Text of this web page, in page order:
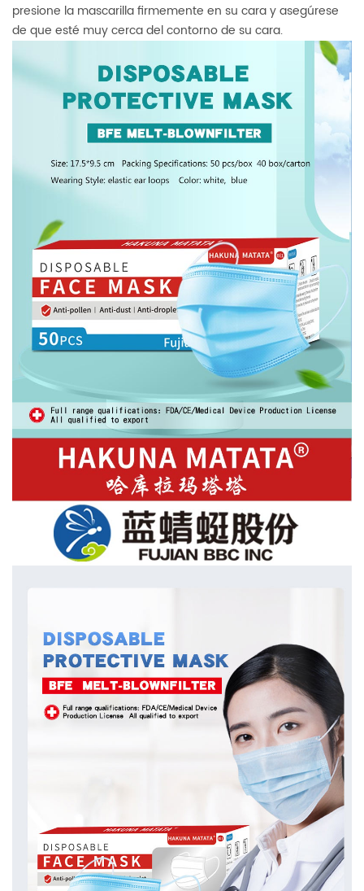
presione la mascarilla firmemente en su cara y asegúrese
de que esté muy cerca del contorno de su cara.